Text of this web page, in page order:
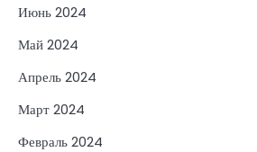
Июнь 2024
Май 2024
Апрель 2024
Март 2024
Февраль 2024